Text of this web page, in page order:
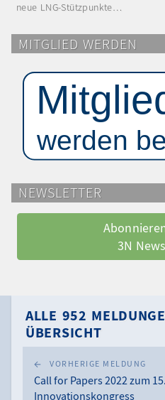
neue LNG-Stützpunkte…
MITGLIED WERDEN
NEWSLETTER
3N
ALLE 952
ÜBERSICHT
VORHERIGE MELDUNG
Call for Papers 2022 zum
Innovationskongress